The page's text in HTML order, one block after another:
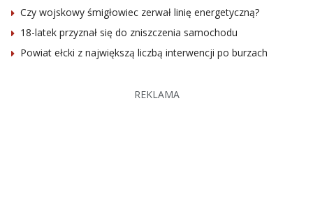
Czy wojskowy śmigłowiec zerwał linię energetyczną?
18-latek przyznał się do zniszczenia samochodu
Powiat ełcki z największą liczbą interwencji po burzach
REKLAMA